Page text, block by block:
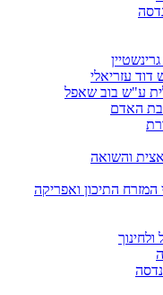
עזריאלי
ע"ש בוב שאפל
האדם
והשואה
המזרח התיכון ואפריקה